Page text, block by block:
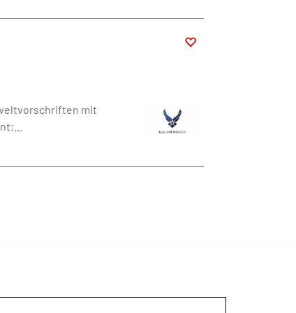
mit